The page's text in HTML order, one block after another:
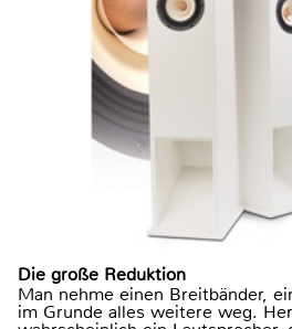
Die große Reduktion
Man nehme einen Breitbänder,
im Grunde alles weitere weg.